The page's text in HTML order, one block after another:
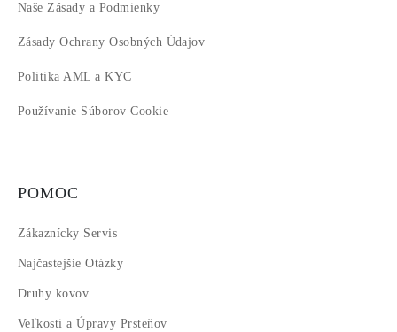
Naše Zásady a Podmienky
Zásady Ochrany Osobných Údajov
Politika AML a KYC
Používanie Súborov Cookie
POMOC
Zákaznícky Servis
Najčastejšie Otázky
Druhy kovov
Veľkosti a Úpravy Prsteňov